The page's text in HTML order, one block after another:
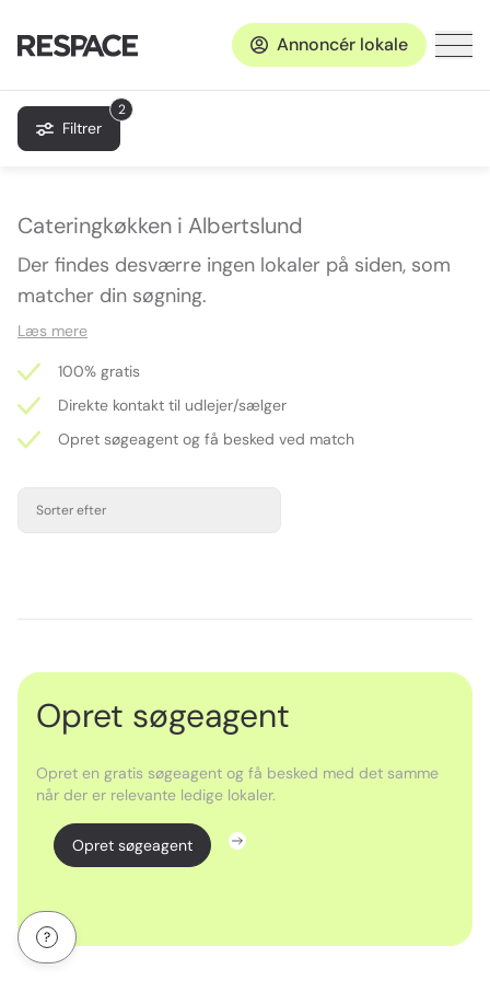
Annoncér lokale
2
Filtrer
Cateringkøkken i Albertslund
Der findes desværre ingen lokaler på siden, som
matcher din søgning.
Læs mere
100% gratis
Direkte kontakt til udlejer/sælger
Opret søgeagent og få besked ved match
Sorter efter
Opret søgeagent
Opret en gratis søgeagent og få besked med det samme
når der er relevante ledige lokaler.
Opret søgeagent